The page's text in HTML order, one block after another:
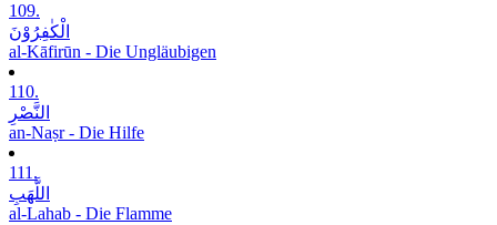
109.
الْکٰفِرُوْنَ
al-Kāfirūn - Die Ungläubigen
110.
النَّصْرِ
an-Naṣr - Die Hilfe
111.
اللَّھَبِ
al-Lahab - Die Flamme